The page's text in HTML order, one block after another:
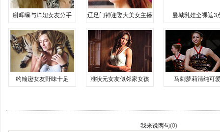
谢晖曝与洋妞女友分手 辽足门神迎娶大美女主播 曼城乳娃全裸遮3
约翰逊女友野味十足 准状元女友似邻家女孩 马刺萝莉清纯可
我来说两句(0)